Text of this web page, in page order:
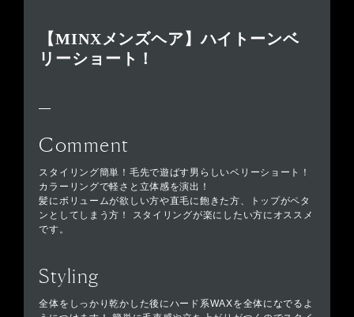
【MINXメンズヘア】ハイトーンベ
リーショート！
Comment
スタイリング簡単！毛先で遊ばす男らしいベリーショート！
カラーリングで軽さと立体感を演出！
髪にボリュームが欲しい方や直毛に飽きた方、トップがペタ
ンとしてしまう方！ スタイリングが楽にしたい方にオススメ
です。
Styling
全体をしっかり乾かした後にハード系WAXを全体になでるよ